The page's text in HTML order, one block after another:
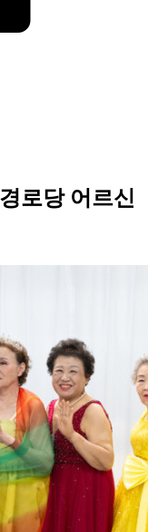
로당 어르신